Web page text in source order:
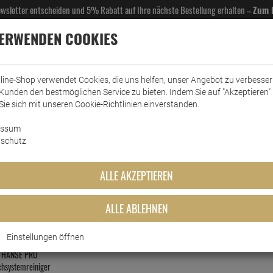
entscheiden und 5% Rabatt auf Ihre nächste Bestellung erhalten –Zum
& GASTROBEDARF DROGERIE KÜCHE & HAUSHALT KFZ
PRODUKTE DIESER
HANSE PRO
COOKIES
Shop verwendet Cookies, die uns helfen, unser Angebot zu
den bestmöglichen Service zu bieten. Indem Sie auf "Akzeptieren"
sich mit unseren Cookie-Richtlinien einverstanden.
ALLE AKZEPTIEREN
ALLE ABLEHNEN
Einstellungen öffnen